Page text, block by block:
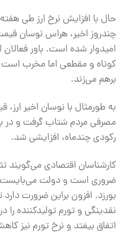
حال‌ با افزایش نرخ ارز طی
چندروز اخیر، هراس نوسان
امیدوار شده است. باور
کوتاه و مقطعی اما مخرب است
برهم می‌زند.
به طورمثال با نوسان اخیر
مصرفی مردم شتاب گرفت و در
رکودی چندماه، افزایشی شد.
کارشناسان اقتصادی
ضروری است و دولت می‌بایست
بورزد. افزون براین ضرورت
نقدینگی و تورم تولیدکننده را
اتفاق بیفتد و نرخ تورم نیز